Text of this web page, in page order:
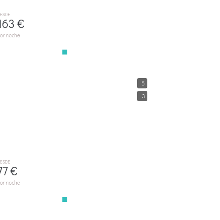
€
noche
€
noche
5
3